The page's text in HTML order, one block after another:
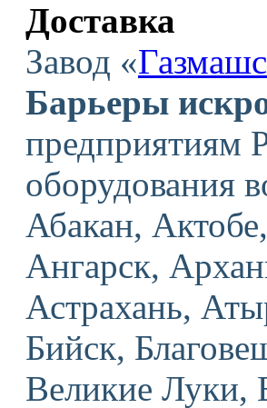
Доставка
Завод «
Барьеры
предприятиям
оборудования
Абакан,
Ангарск,
Астрахань,
Бийск,
Великие Луки,